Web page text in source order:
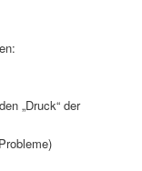
„Druck“ der